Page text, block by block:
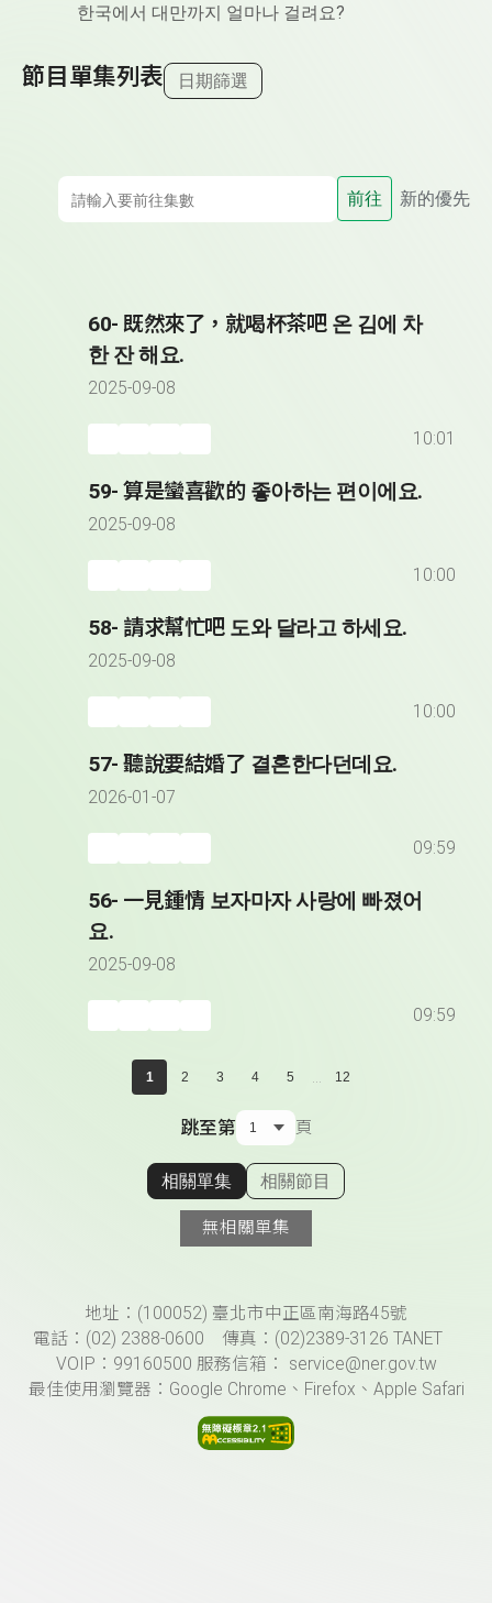
한국에서 대만까지 얼마나 걸려요?
節目單集列表 日期篩選
前往 新的優先
60- 既然來了，就喝杯茶吧 온 김에 차
한 잔 해요.
2025-09-08
10:01
59- 算是蠻喜歡的 좋아하는 편이에요.
2025-09-08
10:00
58- 請求幫忙吧 도와 달라고 하세요.
2025-09-08
10:00
57- 聽說要結婚了 결혼한다던데요.
2026-01-07
09:59
56- 一見鍾情 보자마자 사랑에 빠졌어
요.
2025-09-08
09:59
1 2 3 4 5 ... 12
跳至第 頁
顯示相關單集
相關單集 相關節目
無相關單集
頁尾資訊地址：(100052) 臺北市中正區南海路45號
電話：(02) 2388-0600 傳真：(02)2389-3126 TANET
VOIP：99160500 服務信箱： service@ner.gov.tw
最佳使用瀏覽器：Google Chrome、Firefox、Apple Safari